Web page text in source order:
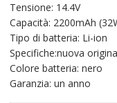
originale
era:
39,43€.
attuale
è:
30,83€.
Tensione: 14.4V
Capacità: 2200mAh
Tipo di batteria: Li-ion
Specifiche:nuova
Colore batteria: nero
Garanzia: un anno